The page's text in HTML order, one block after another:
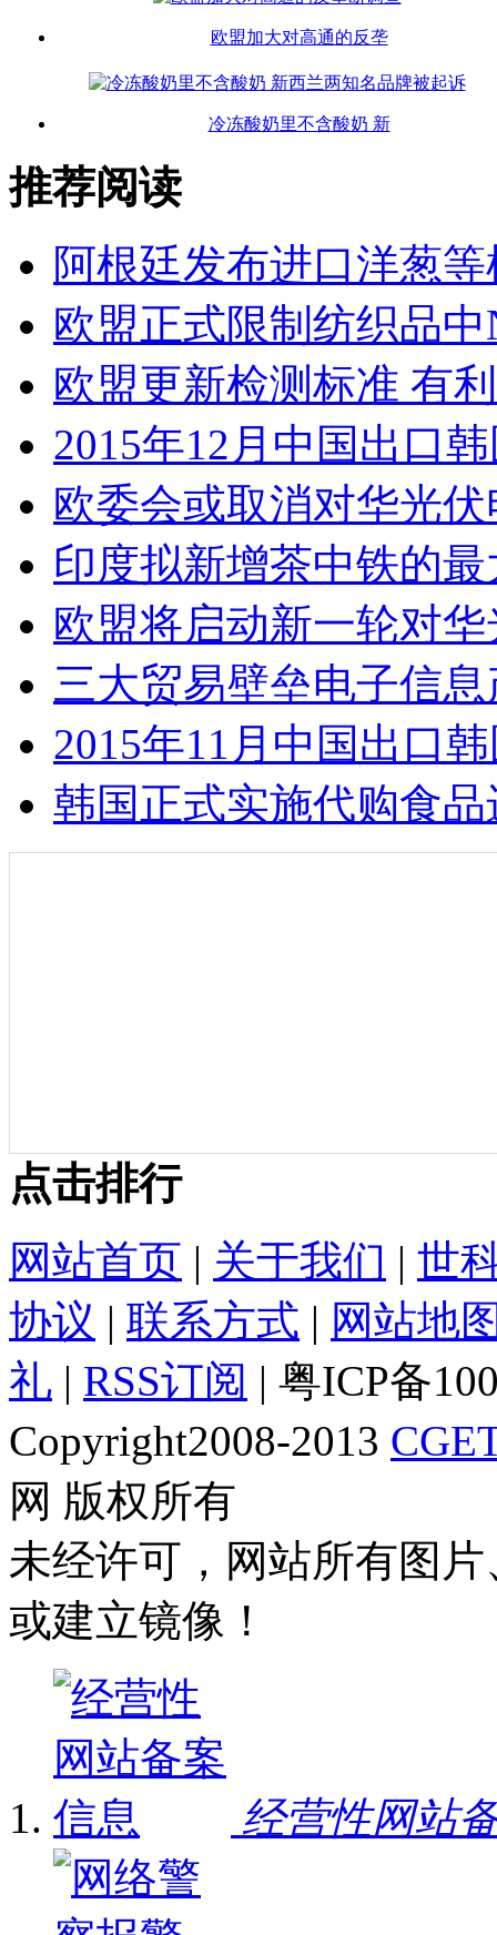
欧盟加大对高通的反垄
冷冻酸奶里不含酸奶 新
推荐阅读
阿根廷发布进口洋葱
欧盟正式限制纺织品中
欧盟更新检测标准 有
2015年12月中国出口
欧委会或取消对华光
印度拟新增茶中铁的
欧盟将启动新一轮对华
三大贸易壁垒电子信
2015年11月中国出口
韩国正式实施代购食
点击排行
网站首页 | 关于我们 | 世
协议 | 联系方式 | 网站地
礼 | RSS订阅 | 粤ICP备
Copyright2008-2013
网 版权所有
未经许可，网站所有图
或建立镜像！
经营性网站